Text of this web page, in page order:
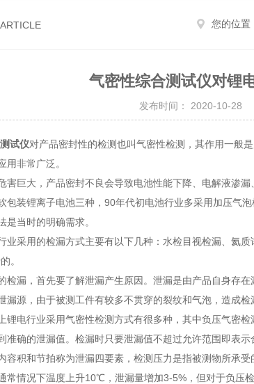
您的位置
气密性综合测试仪对锂
发布时间： 2020-10-
试仪对产品密封性的检测也叫气密性检测，其作用一般
用非常广泛。
害巨大，产品密封不良会导致电池性能下降、电解液渗
包装锂离子电池三种，90年代初电池行业多采用加压气
是当时的明确需求。
采用的检漏方式主要有以下几种：水检目视检漏、氦质
。
漏，首先要了解泄漏产生原因。泄漏是由产品自身存在
漏源，由于被测工件有较多不贯穿的裂纹和气泡，造成
电行业采用气密性检测方式有很多种，其中负压气密检
准确的泄漏值。检漏时只要泄漏值不超过允许范围即表
容积和节拍称为泄漏四要素，检测压力是指被测物所承受
情况下温度上升10℃，泄漏量增加3-5%，但对于负压检